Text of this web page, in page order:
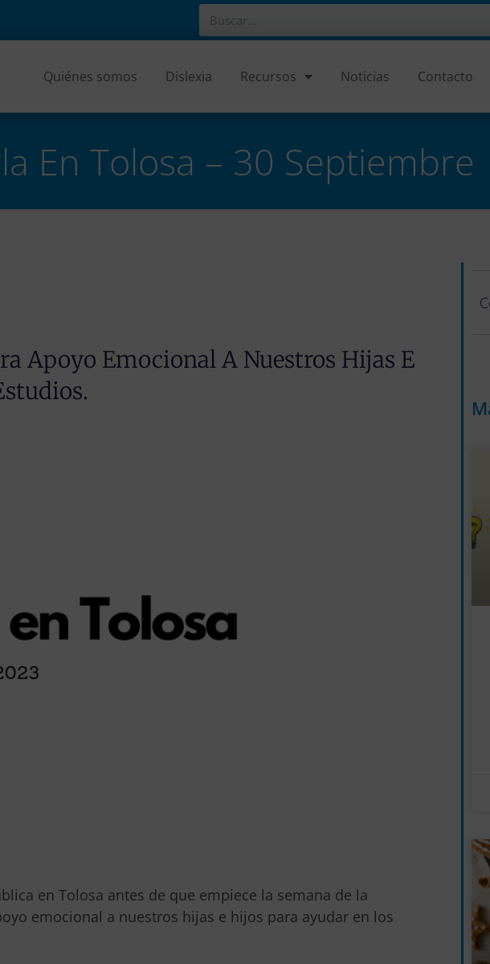
Quiénes somos Dislexia Recursos Noticias Contacto
En Tolosa – 30 Septiembre
Apoyo Emocional A Nuestros Hijas E
en Tolosa antes de que empiece la semana de la
emocional a nuestros hijas e hijos para ayudar en los